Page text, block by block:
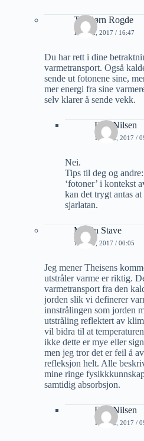
Torbjørn Rogde
16 MAI, 2017 / 16:47
Du har rett i dine
varmetransport. Også
sende ut fotonene sine,
mer energi fra sine
selv klarer å sende vekk.
Erik Nilsen
18 MAI, 2017 /
Nei.
Tips til deg og
‘fotoner’ i kontekst
kan det trygt antas
sjarlatan.
Martin Stave
17 MAI, 2017 / 00:05
Jeg mener Theisens
utstråler varme er riktig.
varmetransport fra den
jorden slik vi definerer
innstrålingen som jorden
utstråling reflektert av
vil bidra til at
ikke dette er mye eller
men jeg tror det er feil å
refleksjon helt. Alle
mine ringe
samtidig absorbsjon.
Erik Nilsen
18 MAI, 2017 /